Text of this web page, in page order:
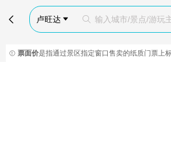
 卢旺达   输入城市/景点/游玩
 票面价是指通过景区指定窗口售卖的纸质门票上